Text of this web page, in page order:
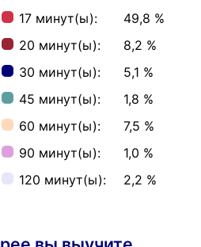
часов
часов
часов
Superlearning